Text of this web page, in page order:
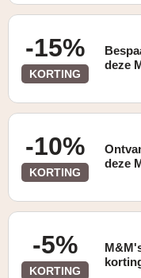
-15%
KORTING
deze
-10%
KORTING
deze
-5%
KORTING